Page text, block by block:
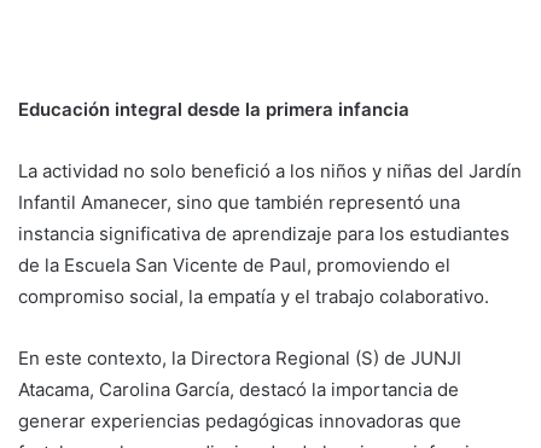
Educación integral desde la primera infancia
La actividad no solo benefició a los niños y niñas del Jardín
Infantil Amanecer, sino que también representó una
instancia significativa de aprendizaje para los estudiantes
de la Escuela San Vicente de Paul, promoviendo el
compromiso social, la empatía y el trabajo colaborativo.
En este contexto, la Directora Regional (S) de JUNJI
Atacama, Carolina García, destacó la importancia de
generar experiencias pedagógicas innovadoras que